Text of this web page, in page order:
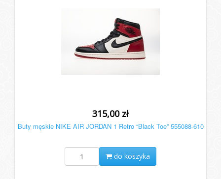
315,00 zł
Buty męskie NIKE AIR JORDAN 1 Retro “Black Toe” 555088-610
do koszyka